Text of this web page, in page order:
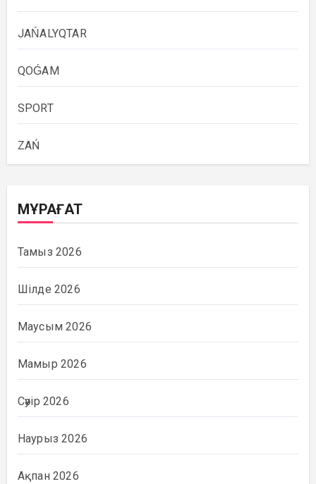
JAŃALYQTAR
QOǴAM
SPORT
ZAŃ
МҰРАҒАТ
Тамыз 2026
Шілде 2026
Маусым 2026
Мамыр 2026
Сәуір 2026
Наурыз 2026
Ақпан 2026